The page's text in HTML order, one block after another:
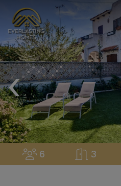
6 3
‹